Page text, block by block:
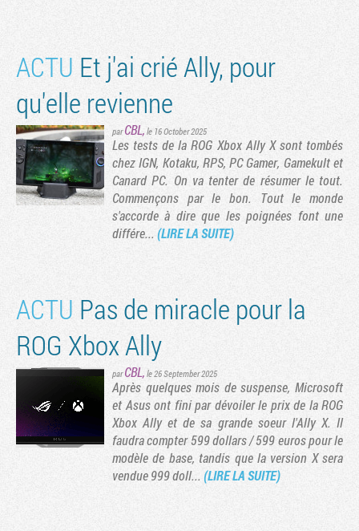
ACTU Et j'ai crié Ally, pour
qu'elle revienne
parCBL, le 16 October 2025
Les tests de la ROG Xbox Ally X sont tombés
chez IGN, Kotaku, RPS, PC Gamer, Gamekult et
Canard PC. On va tenter de résumer le tout.
Commençons par le bon. Tout le monde
s'accorde à dire que les poignées font une
différe...(LIRE LA SUITE)
ACTU Pas de miracle pour la
ROG Xbox Ally
parCBL, le 26 September 2025
Après quelques mois de suspense, Microsoft
et Asus ont fini par dévoiler le prix de la ROG
Xbox Ally et de sa grande soeur l'Ally X. Il
faudra compter 599 dollars / 599 euros pour le
modèle de base, tandis que la version X sera
vendue 999 doll... (LIRE LA SUITE)